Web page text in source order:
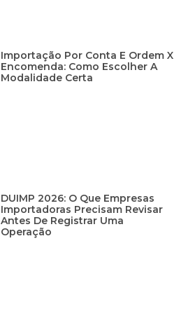
Importação Por Conta E Ordem X
Encomenda: Como Escolher A
Modalidade Certa
DUIMP 2026: O Que Empresas
Importadoras Precisam Revisar
Antes De Registrar Uma
Operação